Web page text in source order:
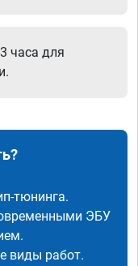
часа для
тюнинга.
ЭБУ
виды работ.